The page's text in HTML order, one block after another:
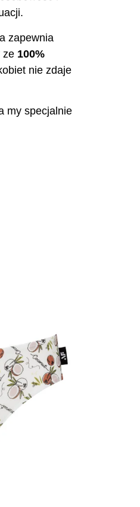
zapewnia
ze 100%
nie zdaje
my specjalnie